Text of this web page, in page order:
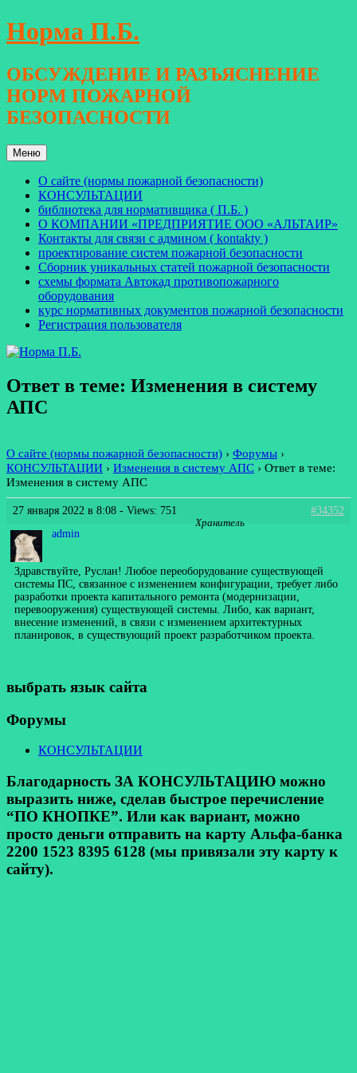
Перейти
к
Норма П.Б.
ОБСУЖДЕНИЕ И РАЗЪЯСНЕНИЕ
НОРМ ПОЖАРНОЙ
БЕЗОПАСНОСТИ
Меню
О сайте (нормы пожарной безопасности)
КОНСУЛЬТАЦИИ
библиотека для нормативщика ( П.Б. )
О КОМПАНИИ «ПРЕДПРИЯТИЕ ООО «АЛЬТАИР»
Контакты для связи с админом ( kontakty )
проектирование систем пожарной безопасности
Сборник уникальных статей пожарной безопасности
схемы формата Автокад противопожарного
оборудования
курс нормативных документов пожарной безопасности
Регистрация пользователя
Ответ в теме: Изменения в систему
АПС
О сайте (нормы пожарной безопасности) › Форумы ›
КОНСУЛЬТАЦИИ › Изменения в систему АПС › Ответ в теме:
Изменения в систему АПС
27 января 2022 в 8:08 - Views: 751
#34352
admin
Хранитель
Здравствуйте, Руслан! Любое переоборудование существующей
системы ПС, связанное с изменением конфигурации, требует либо
разработки проекта капитального ремонта (модернизации,
перевооружения) существующей системы. Либо, как вариант,
внесение изменений, в связи с изменением архитектурных
планировок, в существующий проект разработчиком проекта.
выбрать язык сайта
Форумы
КОНСУЛЬТАЦИИ
Благодарность ЗА КОНСУЛЬТАЦИЮ можно
выразить ниже, сделав быстрое перечисление
“ПО КНОПКЕ”. Или как вариант, можно
просто деньги отправить на карту Альфа-банка
2200 1523 8395 6128 (мы привязали эту карту к
сайту).